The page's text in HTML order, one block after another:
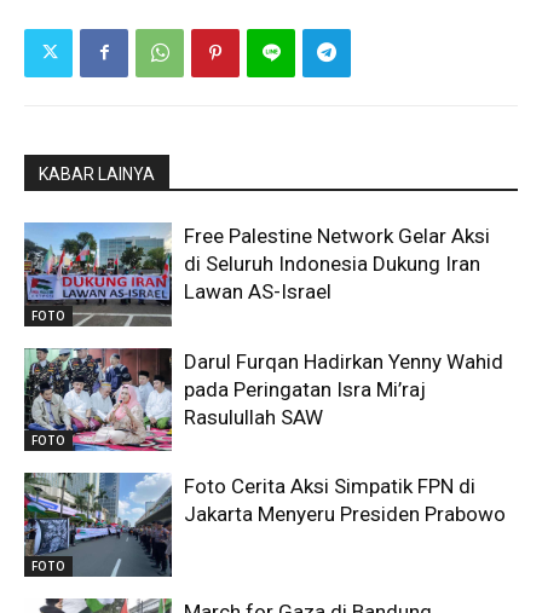
KABAR LAINYA
FOTO
Free Palestine Network Gelar Aksi
di Seluruh Indonesia Dukung Iran
Lawan AS-Israel
FOTO
Darul Furqan Hadirkan Yenny Wahid
pada Peringatan Isra Mi’raj
Rasulullah SAW
FOTO
Foto Cerita Aksi Simpatik FPN di
Jakarta Menyeru Presiden Prabowo